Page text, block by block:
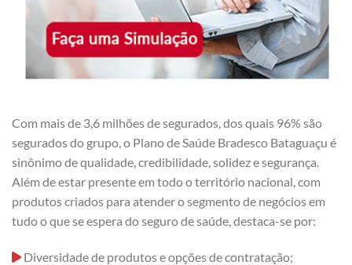
Com mais de 3,6 milhões de segurados, dos quais 96% são
segurados do grupo, o Plano de Saúde Bradesco Bataguaçu é
sinônimo de qualidade, credibilidade, solidez e segurança.
Além de estar presente em todo o território nacional, com
produtos criados para atender o segmento de negócios em
tudo o que se espera do seguro de saúde, destaca-se por:
Diversidade de produtos e opções de contratação;